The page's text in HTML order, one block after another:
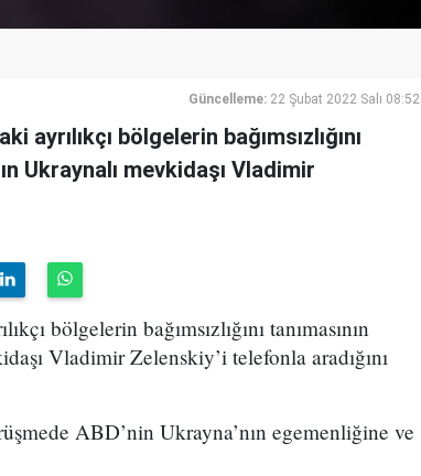
Güncelleme: 22 Şubat 2022 Salı 08:52
ayrılıkçı bölgelerin bağımsızlığını
Ukraynalı mevkidaşı Vladimir
bölgelerin bağımsızlığını tanımasının
Vladimir Zelenskiy’i telefonla aradığını
ABD’nin Ukrayna’nın egemenliğine ve